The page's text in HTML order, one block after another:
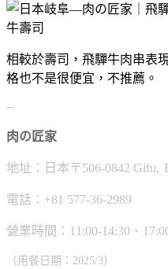
相較於壽司，飛驒牛肉串表
格也不是很便宜，不推薦。
--
肉の匠家
地址：日本〒506-0842 Gifu,
電話：+81 577-36-2989
營業時間：11:00-14:30、
（用餐日期：2025/3）